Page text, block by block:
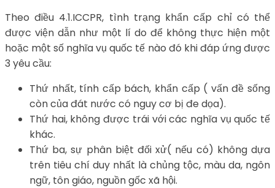
Theo điều 4.1.ICCPR, tình trạng khẩn cấp chỉ có thể
được viện dẫn như một lí do để không thực hiện một
hoặc một số nghĩa vụ quốc tế nào đó khi đáp ứng được
3 yêu cầu:
Thứ nhất, tính cấp bách, khẩn cấp ( vấn đề sống
còn của đát nước có nguy cơ bị đe dọa).
Thứ hai, không được trái với các nghĩa vụ quốc tế
khác.
Thứ ba, sự phân biệt đối xử( nếu có) không dựa
trên tiêu chí duy nhất là chủng tộc, màu da, ngôn
ngữ, tôn giáo, nguồn gốc xã hội.